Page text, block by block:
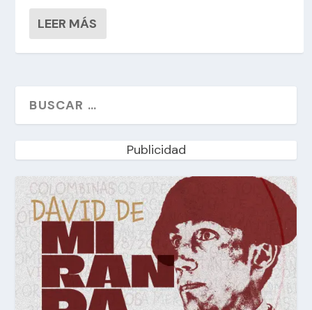
LEER MÁS
Publicidad